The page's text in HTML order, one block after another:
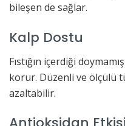
bileşen de sağlar.
Kalp Dostu
Fıstığın içerdiği
korur. Düzenli ve ölçülü
azaltabilir.